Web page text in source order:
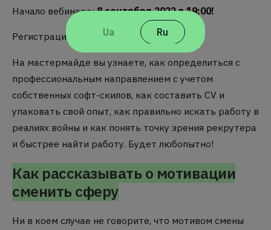
Ua Ru
Начало вебинара:8 сентября 2022 в 19:00!
Регистрация по ссылке
На мастермайде вы узнаете, как определиться с
профессиональным направлением с учетом
собственных софт-скилов, как составить CV и
упаковать свой опыт, как правильно искать работу в
реалиях войны и как понять точку зрения рекрутера
и быстрее найти работу. Будет любопытно!
Как рассказывать о мотивации
сменить сферу
Ни в коем случае не говорите, что мотивом смены